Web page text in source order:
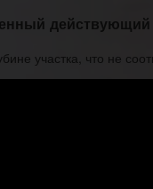
действующий
участка, что не